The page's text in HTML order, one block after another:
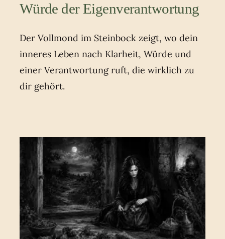
Würde der Eigenverantwortung
Der Vollmond im Steinbock zeigt, wo dein
inneres Leben nach Klarheit, Würde und
einer Verantwortung ruft, die wirklich zu
dir gehört.